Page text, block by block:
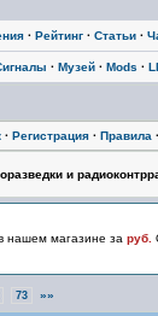
· Рейтинг· Статьи·
· Музей· Mods ·
· Регистрация· Правила ·
и
нашем магазине за руб.
73 »»